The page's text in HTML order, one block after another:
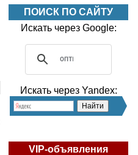
ПОИСК ПО САЙТУ
Искать через Google:
Искать через Yandex:
VIP-объявления